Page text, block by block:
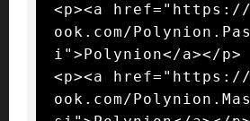
<p><a href="https://
ook.com/
i">Polynion</a></p>
<p><a href="https://
ook.com/